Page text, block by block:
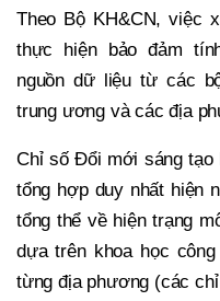
Theo Bộ KH&CN, việc
thực hiện bảo đảm
nguồn dữ liệu từ các
trung ương và các địa
Chỉ số Đổi mới sáng
tổng hợp duy nhất hiện
tổng thể về hiện trạng
dựa trên khoa học
từng địa phương (các